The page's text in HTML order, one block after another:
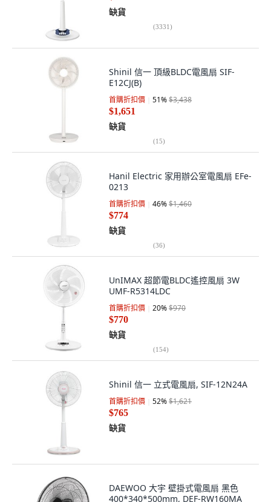
缺貨
(3331)
Shinil 信一 頂級BLDC電風扇 SIF-
E12CJ(B)
首購折扣價 51%$3,438
$1,651
缺貨
(15)
Hanil Electric 家用辦公室電風扇 EFe-
0213
首購折扣價 46%$1,460
$774
缺貨
(36)
UnIMAX 超節電BLDC遙控風扇 3W
UMF-R5314LDC
首購折扣價 20%$970
$770
缺貨
(154)
Shinil 信一 立式電風扇, SIF-12N24A
首購折扣價 52%$1,621
$765
缺貨
DAEWOO 大宇 壁掛式電風扇 黑色
400*340*500mm, DEF-RW160MA